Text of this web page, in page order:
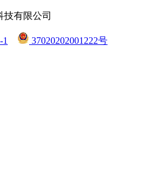
技有限公司
37020202001222号